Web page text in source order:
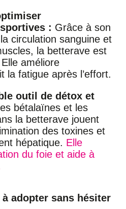
: Grâce à son
circulation sanguine et
la betterave est
améliore
la fatigue après l’effort.
outil de détox et
bétalaïnes et les
la betterave jouent
des toxines et
hépatique. Elle
du foie et aide à
adopter sans hésiter